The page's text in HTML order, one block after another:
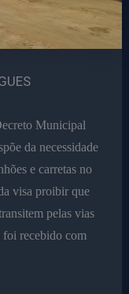
Municipal
da necessidade
e carretas no
visa proibir que
pelas vias
recebido com